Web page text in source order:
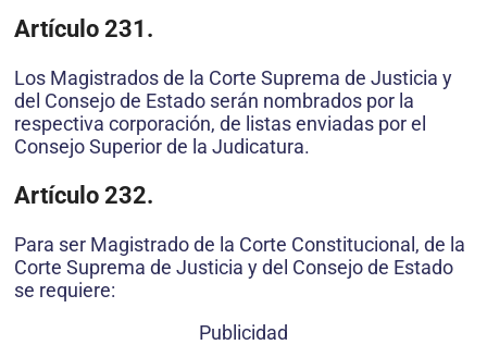
Artículo 231.
Los Magistrados de la Corte Suprema de Justicia y
del Consejo de Estado serán nombrados por la
respectiva corporación, de listas enviadas por el
Consejo Superior de la Judicatura.
Artículo 232.
Para ser Magistrado de la Corte Constitucional, de la
Corte Suprema de Justicia y del Consejo de Estado
se requiere:
Publicidad